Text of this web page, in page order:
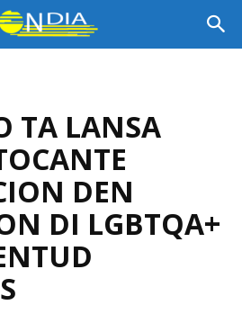
TA LANSA
DEN
DI LGBTQA+